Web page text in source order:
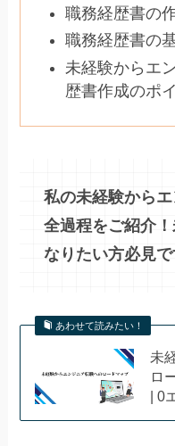
職務経歴書の
職務経歴書の
未経験からエ
歴書作成のポ
私の未経験から
全過程をご紹介
なりたい方必見で
あわせて読みたい！
未
ロ
| 0